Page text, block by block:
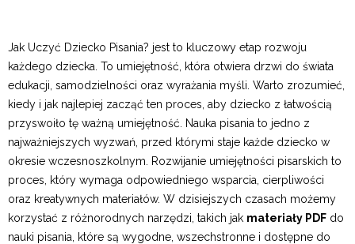
Jak Uczyć Dziecko Pisania? jest to kluczowy etap rozwoju
każdego dziecka. To umiejętność, która otwiera drzwi do świata
edukacji, samodzielności oraz wyrażania myśli. Warto zrozumieć,
kiedy i jak najlepiej zacząć ten proces, aby dziecko z łatwością
przyswoiło tę ważną umiejętność. Nauka pisania to jedno z
najważniejszych wyzwań, przed którymi staje każde dziecko w
okresie wczesnoszkolnym. Rozwijanie umiejętności pisarskich to
proces, który wymaga odpowiedniego wsparcia, cierpliwości
oraz kreatywnych materiałów. W dzisiejszych czasach możemy
korzystać z różnorodnych narzędzi, takich jak materiały PDF do
nauki pisania, które są wygodne, wszechstronne i dostępne do